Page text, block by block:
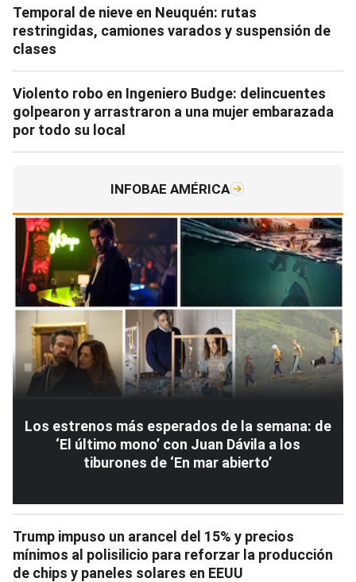
Temporal de nieve en Neuquén: rutas
restringidas, camiones varados y suspensión de
clases
Violento robo en Ingeniero Budge: delincuentes
golpearon y arrastraron a una mujer embarazada
por todo su local
INFOBAE AMÉRICA
Los estrenos más esperados de la semana: de
‘El último mono’ con Juan Dávila a los
tiburones de ‘En mar abierto’
Trump impuso un arancel del 15% y precios
mínimos al polisilicio para reforzar la producción
de chips y paneles solares en EEUU